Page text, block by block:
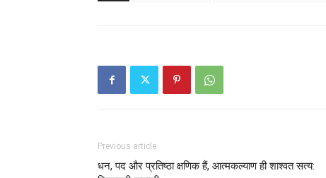
Previous article
धन, पद और प्रतिष्ठा क्षणिक हैं, आत्मकल्याण ही शाश्वत सत्य: